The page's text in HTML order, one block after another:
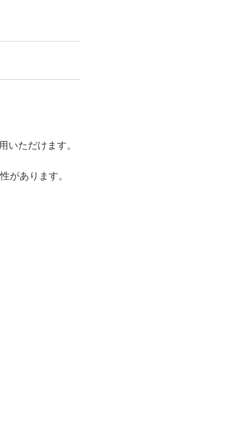
ただけます。
があります。